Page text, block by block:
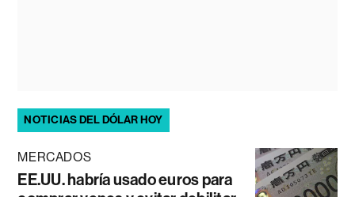
NOTICIAS DEL DÓLAR HOY
MERCADOS
EE.UU. habría usado euros para